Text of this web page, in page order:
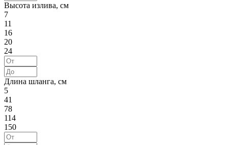
Высота излива, см
7
11
16
20
24
Длина шланга, см
5
41
78
114
150